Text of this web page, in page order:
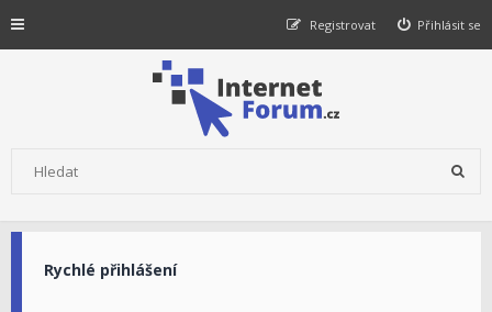
Přihlásit se
Registrovat
Rychlé přihlášení